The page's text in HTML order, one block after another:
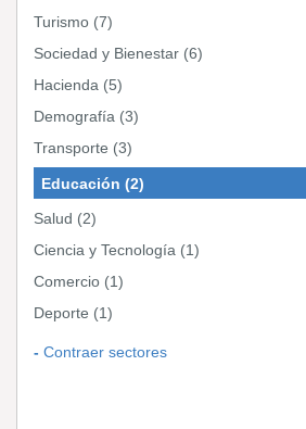
Turismo (7)
Sociedad y Bienestar (6)
Hacienda (5)
Demografía (3)
Transporte (3)
Educación (2)
Salud (2)
Ciencia y Tecnología (1)
Comercio (1)
Deporte (1)
Contraer sectores